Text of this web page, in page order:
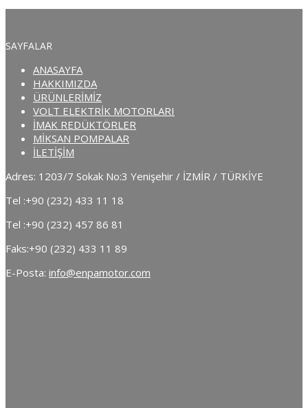
SAYFALAR
ANASAYFA
HAKKIMIZDA
ÜRÜNLERİMİZ
VOLT ELEKTRİK MOTORLARI
İMAK REDÜKTÖRLER
MİKSAN POMPALAR
İLETİŞİM
Adres: 1203/7 Sokak No:3 Yenişehir / İZMİR / TÜRKİYE
Tel :+90 (232) 433 11 18
Tel :+90 (232) 457 86 81
Faks:+90 (232) 433 11 89
E-Posta: info@enpamotor.com